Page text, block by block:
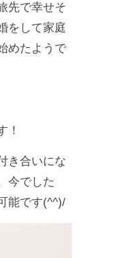
先で幸せそ
をして家庭
めたようで
！
き合いにな
今でした
能です(^^)/